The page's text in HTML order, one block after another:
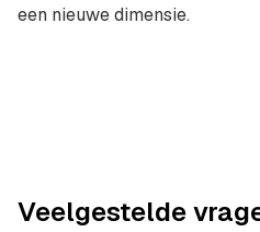
een nieuwe dimensie.
Veelgestelde